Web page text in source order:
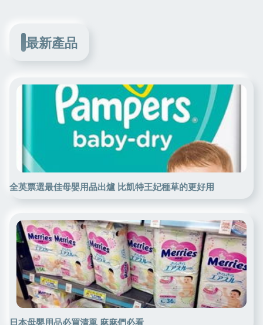
最新產品
全英票選最佳母嬰用品出爐 比凱特王妃種草的更好用
日本母嬰用品必買清單 麻麻們必看